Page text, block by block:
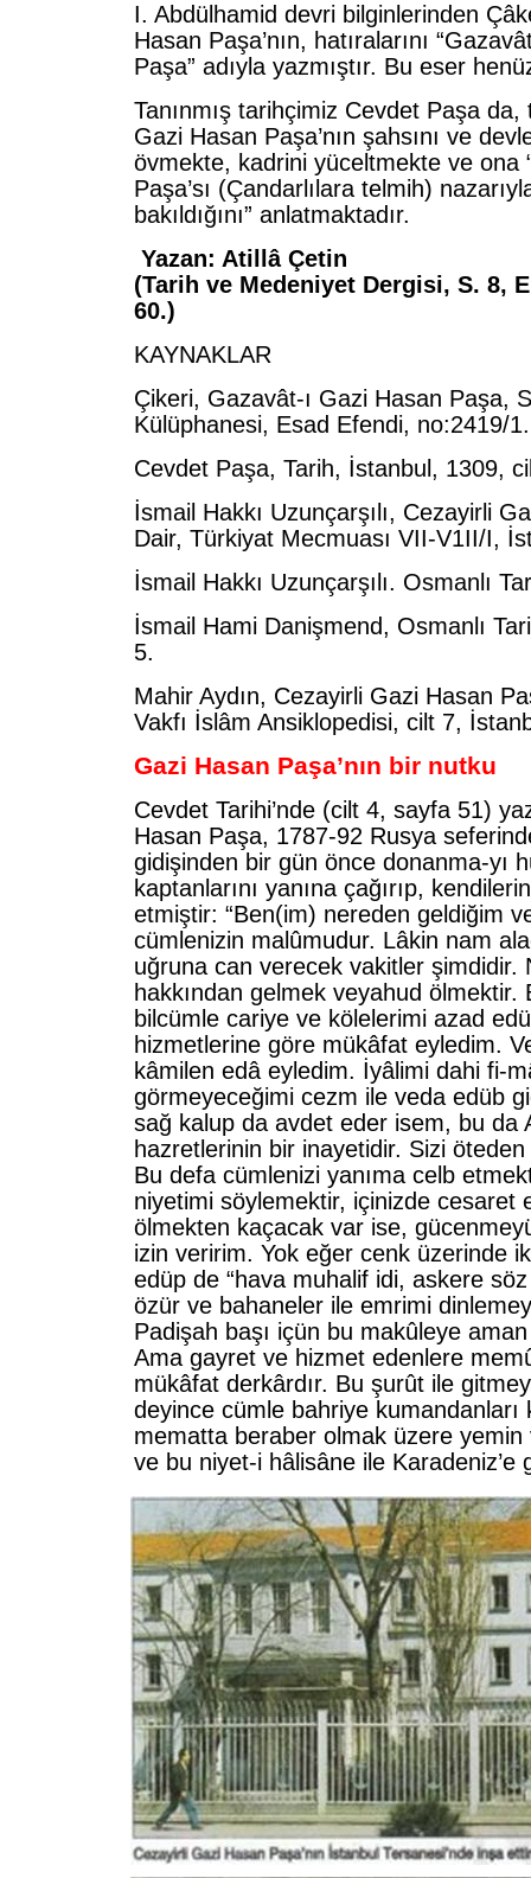
I. Abdülhamid devri bilginlerinden
Hasan Paşa’nın, hatıralarını
Paşa” adıyla yazmıştır. Bu eser
Tanınmış tarihçimiz Cevdet Paşa
Gazi Hasan Paşa’nın şahsını ve
övmekte, kadrini yüceltmekte ve ona
Paşa’sı (Çandarlılara telmih)
bakıldığını” anlatmaktadır.
Yazan: Atillâ Çetin
(Tarih ve Medeniyet Dergisi, S. 8,
60.)
KAYNAKLAR
Çikeri, Gazavât-ı Gazi Hasan Paşa,
Külüphanesi, Esad Efendi, no:2419/1.
Cevdet Paşa, Tarih, İstanbul, 1309,
İsmail Hakkı Uzunçarşılı, Cezayirli
Dair, Türkiyat Mecmuası VII-V1II/I,
İsmail Hakkı Uzunçarşılı. Osmanlı
İsmail Hami Danişmend, Osmanlı
5.
Mahir Aydın, Cezayirli Gazi Hasan
Vakfı İslâm Ansiklopedisi, cilt 7,
Gazi Hasan Paşa’nın bir nutku
Cevdet Tarihi’nde (cilt 4, sayfa 51)
Hasan Paşa, 1787-92 Rusya
gidişinden bir gün önce donanma-yı
kaptanlarını yanına çağırıp,
etmiştir: “Ben(im) nereden geldiğim
cümlenizin malûmudur. Lâkin nam
uğruna can verecek vakitler şimdidir.
hakkından gelmek veyahud ölmektir.
bilcümle cariye ve kölelerimi azad
hizmetlerine göre mükâfat eyledim.
kâmilen edâ eyledim. İyâlimi dahi fi-
görmeyeceğimi cezm ile veda edüb
sağ kalup da avdet eder isem, bu da
hazretlerinin bir inayetidir. Sizi
Bu defa cümlenizi yanıma celb
niyetimi söylemektir, içinizde cesaret
ölmekten kaçacak var ise,
izin veririm. Yok eğer cenk üzerinde
edüp de “hava muhalif idi, askere
özür ve bahaneler ile emrimi
Padişah başı içün bu makûleye
Ama gayret ve hizmet edenlere
mükâfat derkârdır. Bu şurût ile
deyince cümle bahriye kumandanları
mematta beraber olmak üzere
ve bu niyet-i hâlisâne ile Karadeniz’e